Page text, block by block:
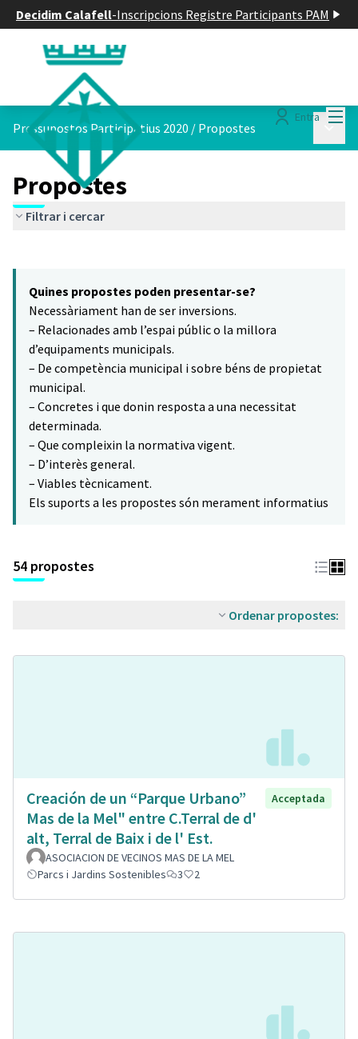
Decidim Calafell-Inscripcions Registre Participants PAM
Entra
Pressupostos Participatius 2020 / Propostes
Propostes
Filtrar i cercar
−
Quines propostes poden presentar-se?
Necessàriament han de ser inversions.
– Relacionades amb l’espai públic o la millora
d’equipaments municipals.
– De competència municipal i sobre béns de propietat
municipal.
– Concretes i que donin resposta a una necessitat
determinada.
– Que compleixin la normativa vigent.
– D’interès general.
– Viables tècnicament.
Els suports a les propostes són merament informatius
54 propostes
Ordenar propostes:
Creación de un “Parque Urbano”
Mas de la Mel" entre C.Terral de d'
alt, Terral de Baix i de l' Est.
Acceptada
ASOCIACION DE VECINOS MAS DE LA MEL
Parcs i Jardins Sostenibles
3 2